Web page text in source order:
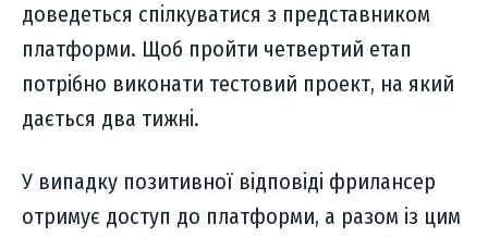
доведеться спілкуватися з представником
платформи. Щоб пройти четвертий етап
потрібно виконати тестовий проект, на який
дається два тижні.
У випадку позитивної відповіді фрилансер
отримує доступ до платформи, а разом із цим